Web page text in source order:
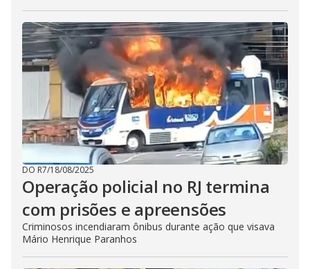
DO R7/18/08/2025
Operação policial no RJ termina
com prisões e apreensões
Criminosos incendiaram ônibus durante ação que visava
Mário Henrique Paranhos